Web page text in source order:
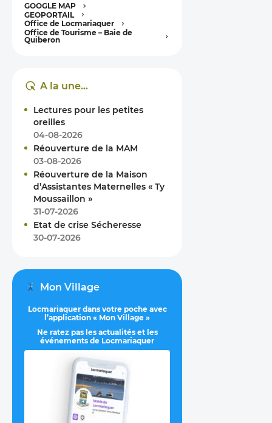
GOOGLE MAP
GEOPORTAIL
Office de Locmariaquer
Office de Tourisme – Baie de
Quiberon
A la une…
Lectures pour les petites
oreilles
04-08-2026
Réouverture de la MAM
03-08-2026
Réouverture de la Maison
d’Assistantes Maternelles « Ty
Moussaillon »
31-07-2026
Etat de crise Sécheresse
30-07-2026
Mon Village
Locmariaquer dans votre poche avec
l’application « Mon Village »
Ne ratez pas les actualités et les
événements de Locmariaquer